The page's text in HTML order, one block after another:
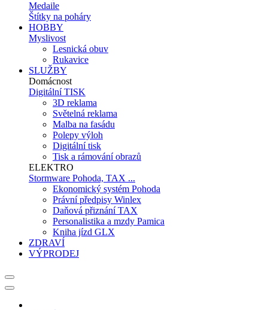
Medaile
Štítky na poháry
HOBBY
Myslivost
Lesnická obuv
Rukavice
SLUŽBY
Domácnost
Digitální TISK
3D reklama
Světelná reklama
Malba na fasádu
Polepy výloh
Digitální tisk
Tisk a rámování obrazů
ELEKTRO
Stormware Pohoda, TAX ...
Ekonomický systém Pohoda
Právní předpisy Winlex
Daňová přiznání TAX
Personalistika a mzdy Pamica
Kniha jízd GLX
ZDRAVÍ
VÝPRODEJ